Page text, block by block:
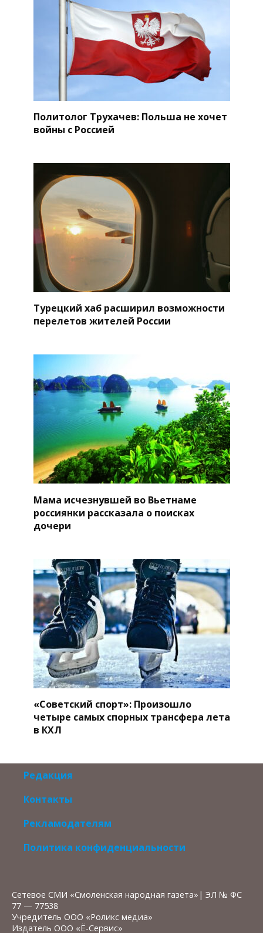
Политолог Трухачев: Польша не хочет
войны с Россией
Турецкий хаб расширил возможности
перелетов жителей России
Мама исчезнувшей во Вьетнаме
россиянки рассказала о поисках
дочери
«Советский спорт»: Произошло
четыре самых спорных трансфера лета
в КХЛ
Редакция
Контакты
Рекламодателям
Политика конфиденциальности
Сетевое СМИ «Смоленская народная газета»| ЭЛ № ФС
77 — 77538
Учредитель ООО «Роликс медиа»
Издатель ООО «Ё-Сервис»